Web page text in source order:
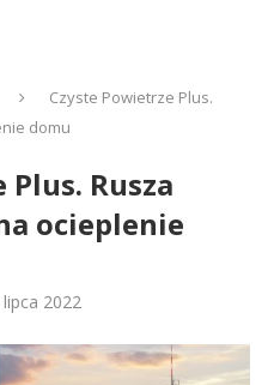
Czyste Powietrze Plus.
domu
Rusza
ocieplenie
lipca 2022